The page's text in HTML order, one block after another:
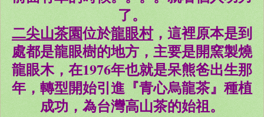
了。
二尖山茶園位於龍眼村，這裡原本是到
處都是龍眼樹的地方，主要是開窯製燒
龍眼木，在1976年也就是呆熊爸出生那
年，轉型開始引進『青心烏龍茶』種植
成功，為台灣高山茶的始祖。